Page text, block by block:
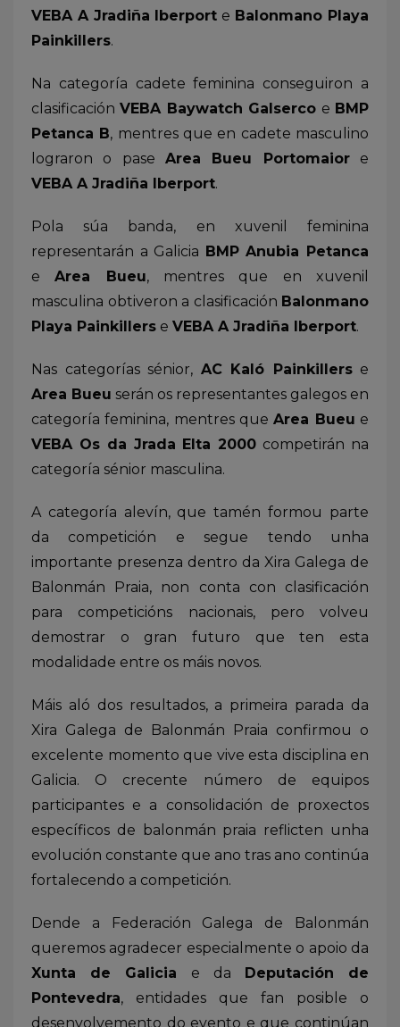
VEBA A Jradiña Iberport e Balonmano Playa
Painkillers.
Na categoría cadete feminina conseguiron a
clasificaciónVEBA Baywatch Galserco e BMP
Petanca B, mentres que en cadete masculino
lograron o pase Area Bueu Portomaiore
VEBA A Jradiña Iberport.
Pola súa banda, en xuvenil feminina
representarán a Galicia BMP Anubia Petanca
eArea Bueu, mentres que en xuvenil
masculina obtiveron a clasificación Balonmano
Playa Painkillers e VEBA A Jradiña Iberport.
Nas categorías sénior, AC Kaló Painkillerse
Area Bueu serán os representantes galegos en
categoría feminina, mentres queArea Bueu e
VEBA Os da Jrada Elta 2000 competirán na
categoría sénior masculina.
A categoría alevín, que tamén formou parte
da competición e segue tendo unha
importante presenza dentro da Xira Galega de
Balonmán Praia, non conta con clasificación
para competicións nacionais, pero volveu
demostrar o gran futuro que ten esta
modalidade entre os máis novos.
Máis aló dos resultados, a primeira parada da
Xira Galega de Balonmán Praia confirmou o
excelente momento que vive esta disciplina en
Galicia. O crecente número de equipos
participantes e a consolidación de proxectos
específicos de balonmán praia reflicten unha
evolución constante que ano tras ano continúa
fortalecendo a competición.
Dende a Federación Galega de Balonmán
queremos agradecer especialmente o apoio da
Xunta de Galicia e da Deputación de
Pontevedra, entidades que fan posible o
desenvolvemento do evento e que continúan